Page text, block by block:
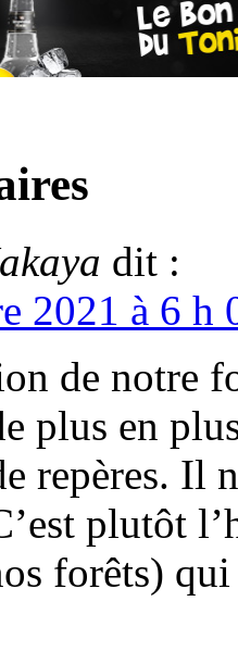
dit :
2021 à 6
de notre
plus en
repères. Il
plutôt
forêts)